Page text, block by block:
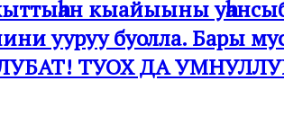
кыайыыны
ууруу буолла. Бары
ТУОХ ДА